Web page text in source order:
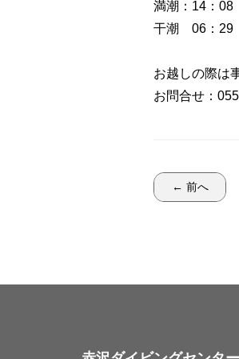
満潮：14：08
干潮 06：29
お越しの際は
お問合せ：
← 前へ